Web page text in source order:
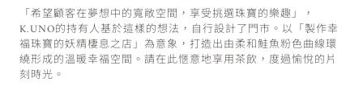
「希望顧客在夢想中的寬敞空間，享受挑選珠寶的樂趣」，
K.UNO的持有人基於這樣的想法，自行設計了門市。以「製作幸
福珠寶的妖精棲息之店」為意象，打造出由柔和鮭魚粉色曲線環
繞形成的溫暖幸福空間。請在此愜意地享用茶飲，度過愉悅的片
刻時光。